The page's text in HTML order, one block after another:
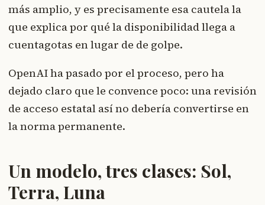
más amplio, y es precisamente esa cautela la
que explica por qué la disponibilidad llega a
cuentagotas en lugar de de golpe.
OpenAI ha pasado por el proceso, pero ha
dejado claro que le convence poco: una revisión
de acceso estatal así no debería convertirse en
la norma permanente.
Un modelo, tres clases: Sol,
Terra, Luna